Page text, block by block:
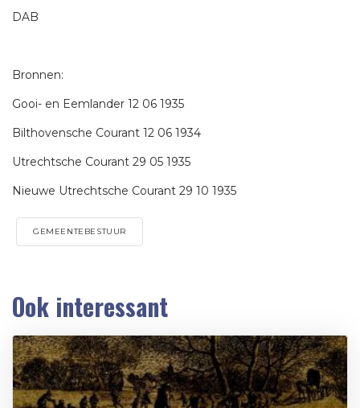
DAB
Bronnen:
Gooi- en Eemlander 12 06 1935
Bilthovensche Courant 12 06 1934
Utrechtsche Courant 29 05 1935
Nieuwe Utrechtsche Courant 29 10 1935
GEMEENTEBESTUUR
Ook interessant